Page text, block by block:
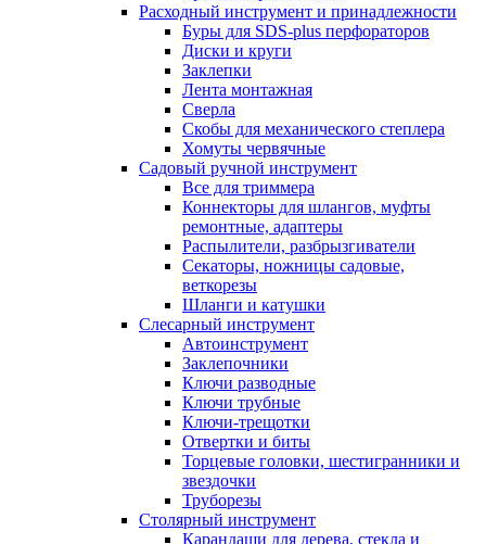
Расходный инструмент и принадлежности
Буры для SDS-plus перфораторов
Диски и круги
Заклепки
Лента монтажная
Сверла
Скобы для механического степлера
Хомуты червячные
Садовый ручной инструмент
Все для триммера
Коннекторы для шлангов, муфты
ремонтные, адаптеры
Распылители, разбрызгиватели
Секаторы, ножницы садовые,
веткорезы
Шланги и катушки
Слесарный инструмент
Автоинструмент
Заклепочники
Ключи разводные
Ключи трубные
Ключи-трещотки
Отвертки и биты
Торцевые головки, шестигранники и
звездочки
Труборезы
Столярный инструмент
Карандаши для дерева, стекла и